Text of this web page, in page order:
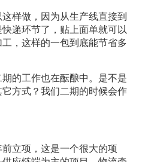
样做，因为从生产线直接到
递环节了，贴上面单就可以
，这样的一包到底能节省多
的工作也在酝酿中。是不是
方式？我们二期的时候会作
立项，这是一个很大的项